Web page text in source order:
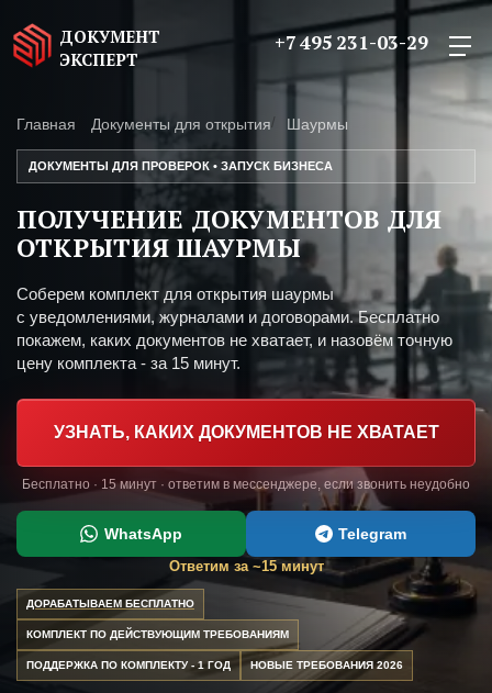
ДОКУМЕНТ
ЭКСПЕРТ
+7 495 231-03-29
Главная Документы для открытия Шаурмы
ДОКУМЕНТЫ ДЛЯ ПРОВЕРОК • ЗАПУСК БИЗНЕСА
ПОЛУЧЕНИЕ ДОКУМЕНТОВ ДЛЯ
ОТКРЫТИЯ ШАУРМЫ
Соберем комплект для открытия шаурмы
с уведомлениями, журналами и договорами. Бесплатно
покажем, каких документов не хватает, и назовём точную
цену комплекта - за 15 минут.
УЗНАТЬ, КАКИХ ДОКУМЕНТОВ НЕ ХВАТАЕТ
Бесплатно · 15 минут · ответим в мессенджере, если звонить неудобно
WhatsApp Telegram
Ответим за ~15 минут
ДОРАБАТЫВАЕМ БЕСПЛАТНО
КОМПЛЕКТ ПО ДЕЙСТВУЮЩИМ ТРЕБОВАНИЯМ
ПОДДЕРЖКА ПО КОМПЛЕКТУ - 1 ГОД НОВЫЕ ТРЕБОВАНИЯ 2026